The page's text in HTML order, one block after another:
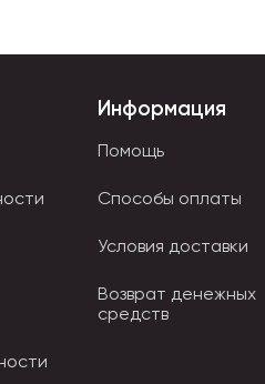
с плохим зрением.
в ярких цветах,
Информация
Помощь
Способы оплаты
Условия доставки
Возврат денежных
средств